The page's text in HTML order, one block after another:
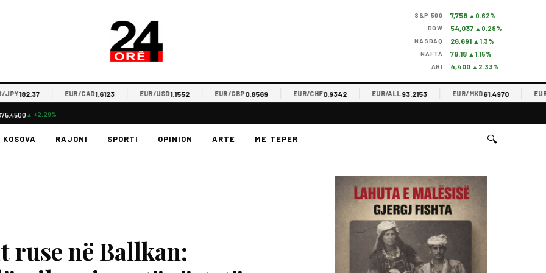
S&P 500 7,758 ▲0.62%
DOW 54,037 ▲0.28%
NASDAQ 26,691 ▲1.3%
NAFTA 78.18 ▲1.15%
ARI 4,400 ▲2.33%
182.37 EUR/CAD1.6123 EUR/USD1.1552 EUR/GBP0.8569 EUR/CHF0.9342 EUR/ALL93.2153 EUR/MKD61.4970 EUR/
▲ +2.29%
KOSOVA RAJONI SPORTI OPINION ARTE ME TEPER 🔍
ruse në Ballkan: